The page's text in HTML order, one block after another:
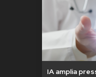
IA amplia